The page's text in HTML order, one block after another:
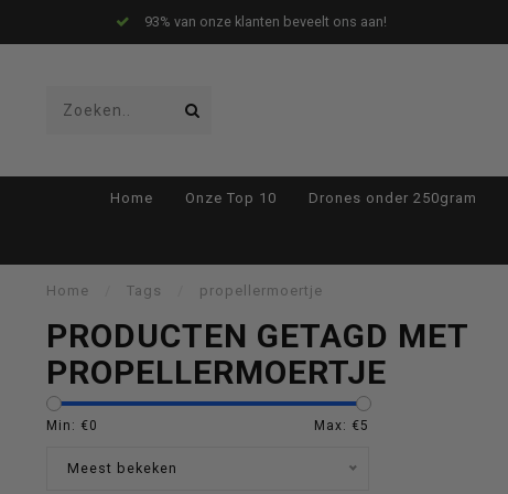
93% van onze klanten beveelt ons aan!
pijltjes
Home Onze Top 10 Drones onder 250gram
Home Tags propellermoertje
PRODUCTEN GETAGD MET
PROPELLERMOERTJE
Min: €0 Max: €5
Meest bekeken